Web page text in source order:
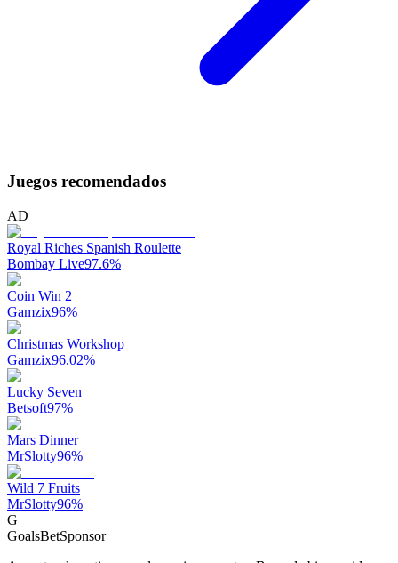
Juegos recomendados
AD
Royal Riches Spanish Roulette
Bombay Live97.6%
Coin Win 2
Gamzix96%
Christmas Workshop
Gamzix96.02%
Lucky Seven
Betsoft97%
Mars Dinner
MrSlotty96%
Wild 7 Fruits
MrSlotty96%
G
GoalsBetSponsor